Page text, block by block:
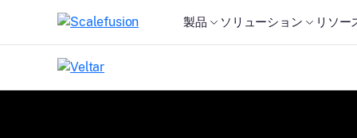
製品 ソリューション リソー